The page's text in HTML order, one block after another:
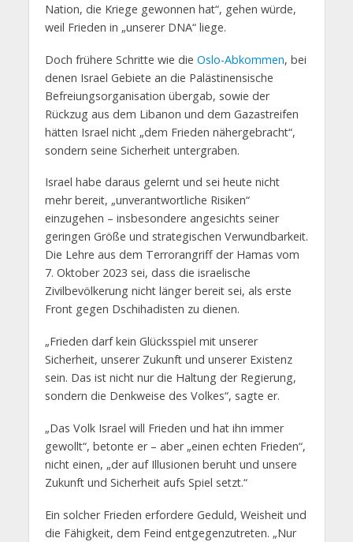
Nation, die Kriege gewonnen hat“, gehen würde,
weil Frieden in „unserer DNA“ liege.
Doch frühere Schritte wie die Oslo-Abkommen, bei
denen Israel Gebiete an die Palästinensische
Befreiungsorganisation übergab, sowie der
Rückzug aus dem Libanon und dem Gazastreifen
hätten Israel nicht „dem Frieden nähergebracht“,
sondern seine Sicherheit untergraben.
Israel habe daraus gelernt und sei heute nicht
mehr bereit, „unverantwortliche Risiken“
einzugehen – insbesondere angesichts seiner
geringen Größe und strategischen Verwundbarkeit.
Die Lehre aus dem Terrorangriff der Hamas vom
7. Oktober 2023 sei, dass die israelische
Zivilbevölkerung nicht länger bereit sei, als erste
Front gegen Dschihadisten zu dienen.
„Frieden darf kein Glücksspiel mit unserer
Sicherheit, unserer Zukunft und unserer Existenz
sein. Das ist nicht nur die Haltung der Regierung,
sondern die Denkweise des Volkes“, sagte er.
„Das Volk Israel will Frieden und hat ihn immer
gewollt“, betonte er – aber „einen echten Frieden“,
nicht einen, „der auf Illusionen beruht und unsere
Zukunft und Sicherheit aufs Spiel setzt.“
Ein solcher Frieden erfordere Geduld, Weisheit und
die Fähigkeit, dem Feind entgegenzutreten. „Nur